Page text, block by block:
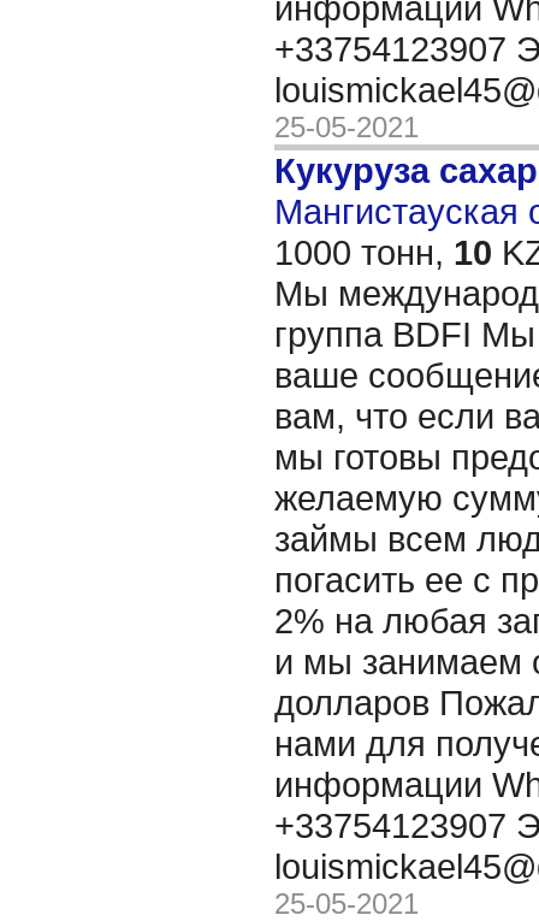
+33754123907
25-05-2021
Кукуруза
Мангистауская
1000 тонн, 10
Мы
группа BDFI Мы
ваше
вам, что если
мы готовы
желаемую
займы всем
погасить ее с
2% на любая
и мы занимаем
долларов
нами для
информации
+33754123907
25-05-2021